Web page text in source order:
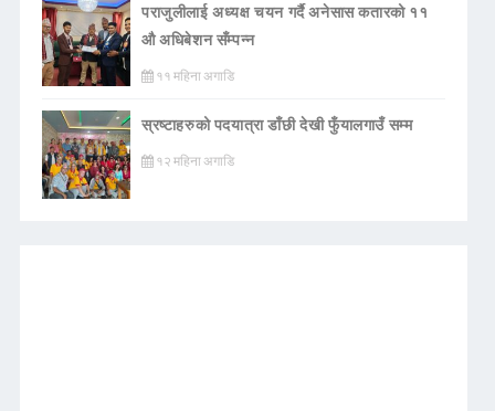
पराजुलीलाई अध्यक्ष चयन गर्दै अनेसास कतारको ११
औ अधिबेशन सँम्पन्न
११ महिना अगाडि
स्रष्टाहरुको पदयात्रा डाँछी देखी फुँयालगाउँ सम्म
१२ महिना अगाडि